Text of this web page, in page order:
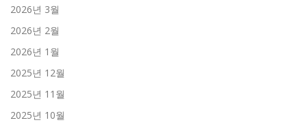
2026년 3월
2026년 2월
2026년 1월
2025년 12월
2025년 11월
2025년 10월